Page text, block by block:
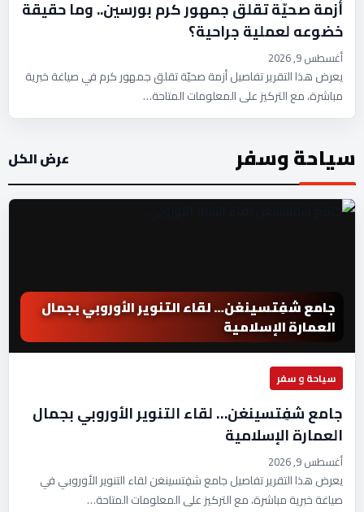
أزمة صحيّة تقلق جمهور كرم بورسين.. وما حقيقة
خضوعه لعملية جراحية؟
أغسطس 9, 2026
يعرض هذا التقرير تفاصيل أزمة صحيّة تقلق جمهور كرم في صياغة خبرية
مباشرة، مع التركيز على المعلومات المتاحة…
سياحة وسفر عرض الكل
جامع شفِتسينغن… لقاء التنوير الأوروبي بجمال
العمارة الإسلامية
سياحة و سفر
جامع شفِتسينغن… لقاء التنوير الأوروبي بجمال
العمارة الإسلامية
أغسطس 9, 2026
يعرض هذا التقرير تفاصيل جامع شفِتسينغن لقاء التنوير الأوروبي في
صياغة خبرية مباشرة، مع التركيز على المعلومات المتاحة…